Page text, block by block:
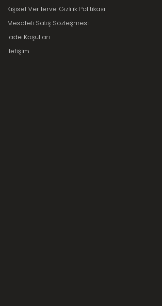
Kişisel Verilerve Gizlilik Politikası
Mesafeli Satış Sözleşmesi
İade Koşulları
İletişim